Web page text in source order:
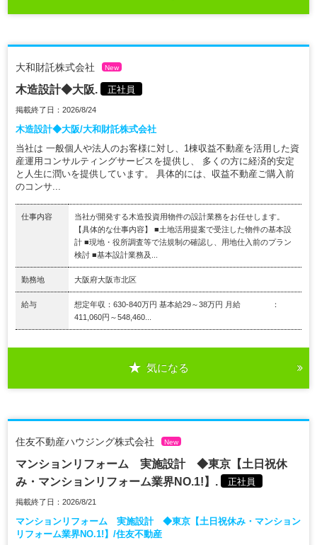
大和財託株式会社 New
木造設計◆大阪. 正社員
掲載終了日：2026/8/24
木造設計◆大阪/大和財託株式会社
当社は 一般個人や法人のお客様に対し、1棟収益不動産を活用した資
産運用コンサルティングサービスを提供し、 多くの方に経済的安定
と人生に潤いを提供しています。 具体的には、収益不動産ご購入前
のコンサ...
仕事内容
当社が開発する木造投資用物件の設計業務をお任せします。
【具体的な仕事内容】 ■土地活用提案で受注した物件の基本設
計 ■現地・役所調査等で法規制の確認し、用地仕入前のプラン
検討 ■基本設計業務及...
勤務地 大阪府大阪市北区
給与
想定年収：630-840万円 基本給29～38万円 月給 ：
411,060円～548,460...
気になる
住友不動産ハウジング株式会社 New
マンションリフォーム 実施設計 ◆東京【土日祝休
み・マンションリフォーム業界NO.1!】.
正社員
掲載終了日：2026/8/21
マンションリフォーム 実施設計 ◆東京【土日祝休み・マンション
リフォーム業界NO.1!】/住友不動産